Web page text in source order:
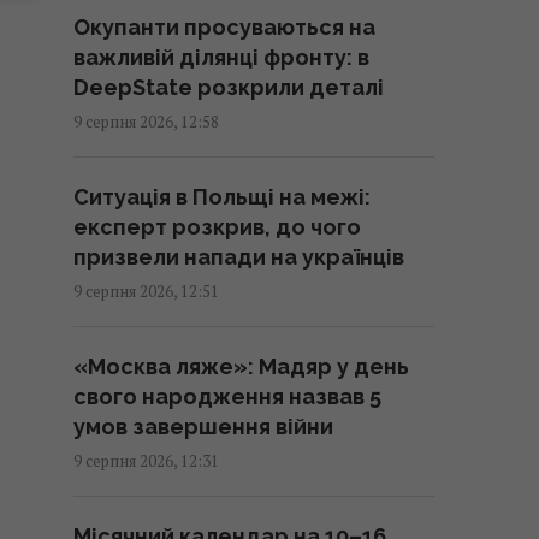
посол роз’яснив ситуацію
13:18 неділя, 09 серпня 2026
дієтологи
13:11 неділя, 09 серпня 2026
секрет": до чого тут ШІ
12:47 неділя, 09 серпня 2026
Окупанти просуваються на
важливій ділянці фронту: в
DeepState розкрили деталі
9 серпня 2026, 12:58
Ситуація в Польщі на межі:
експерт розкрив, до чого
призвели напади на українців
9 серпня 2026, 12:51
«Москва ляже»: Мадяр у день
свого народження назвав 5
умов завершення війни
9 серпня 2026, 12:31